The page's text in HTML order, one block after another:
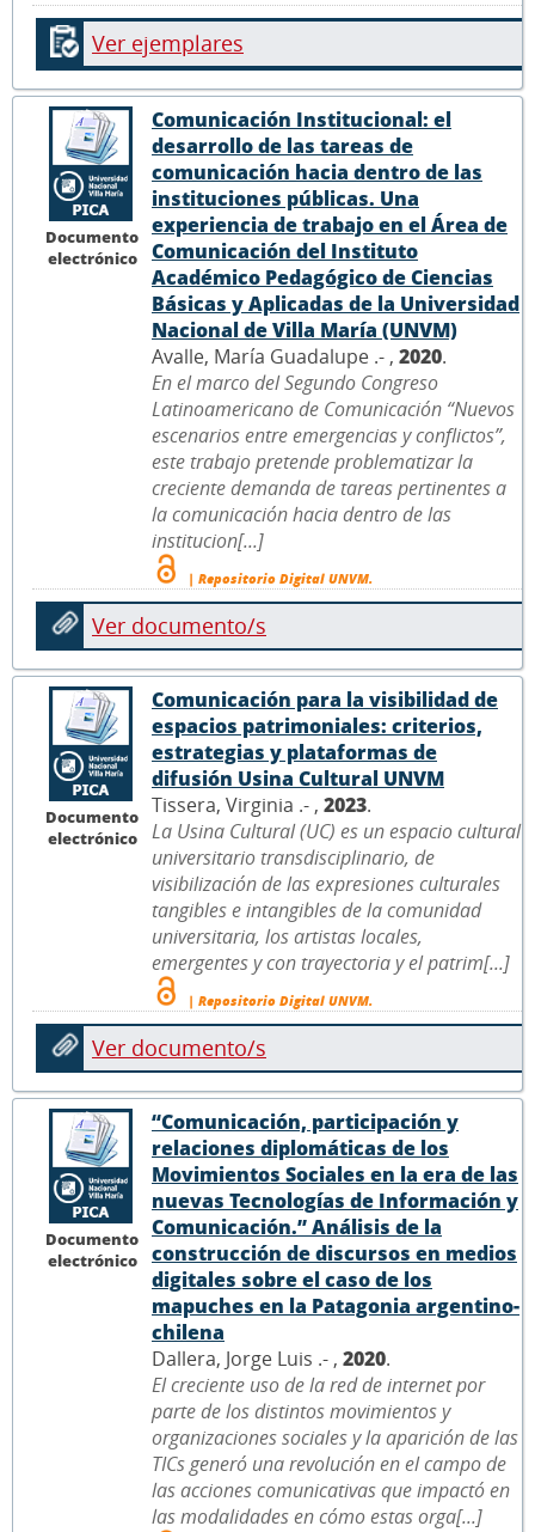
Ver ejemplares
Documento
electrónico
Comunicación Institucional: el
desarrollo de las tareas de
comunicación hacia dentro de las
instituciones públicas. Una
experiencia de trabajo en el Área de
Comunicación del Instituto
Académico Pedagógico de Ciencias
Básicas y Aplicadas de la Universidad
Nacional de Villa María (UNVM)
Avalle, María Guadalupe .- , 2020.
En el marco del Segundo Congreso
Latinoamericano de Comunicación “Nuevos
escenarios entre emergencias y conflictos”,
este trabajo pretende problematizar la
creciente demanda de tareas pertinentes a
la comunicación hacia dentro de las
institucion[...]
| Repositorio Digital UNVM.
Ver documento/s
Documento
electrónico
Comunicación para la visibilidad de
espacios patrimoniales: criterios,
estrategias y plataformas de
difusión Usina Cultural UNVM
Tissera, Virginia .- , 2023.
La Usina Cultural (UC) es un espacio cultural
universitario transdisciplinario, de
visibilización de las expresiones culturales
tangibles e intangibles de la comunidad
universitaria, los artistas locales,
emergentes y con trayectoria y el patrim[...]
| Repositorio Digital UNVM.
Ver documento/s
Documento
electrónico
“Comunicación, participación y
relaciones diplomáticas de los
Movimientos Sociales en la era de las
nuevas Tecnologías de Información y
Comunicación.” Análisis de la
construcción de discursos en medios
digitales sobre el caso de los
mapuches en la Patagonia argentino-
chilena
Dallera, Jorge Luis .- , 2020.
El creciente uso de la red de internet por
parte de los distintos movimientos y
organizaciones sociales y la aparición de las
TICs generó una revolución en el campo de
las acciones comunicativas que impactó en
las modalidades en cómo estas orga[...]